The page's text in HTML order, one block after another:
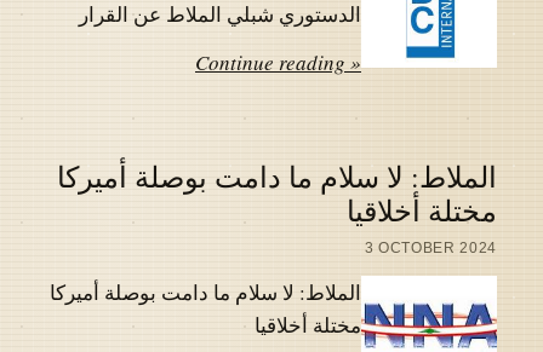
الدستوري شبلي الملاط عن القرار
Continue reading »
الملاط: لا سلام ما دامت بوصلة أميركا
مختلة أخلاقيا
3 OCTOBER 2024
الملاط: لا سلام ما دامت بوصلة أميركا
مختلة أخلاقيا